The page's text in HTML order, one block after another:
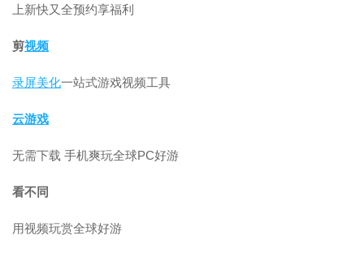
上新快又全预约享福利
剪视频
录屏美化一站式游戏视频工具
云游戏
无需下载 手机爽玩全球PC好游
看不同
用视频玩赏全球好游